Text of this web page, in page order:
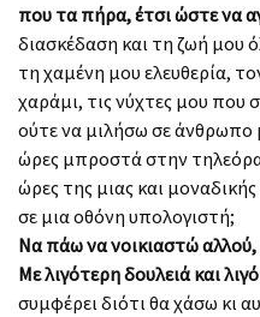
που τα πήρα, έτσι ώστε να
διασκέδαση και τη ζωή μου
τη χαμένη μου ελευθερία,
χαράμι, τις νύχτες μου που
ούτε να μιλήσω σε
ώρες μπροστά στην
ώρες της μιας και
σε μια οθόνη υπολογιστή;
Να πάω να νοικιαστώ
Με λιγότερη δουλειά και
συμφέρει διότι θα χάσω κι